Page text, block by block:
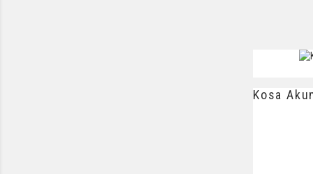
Kosa